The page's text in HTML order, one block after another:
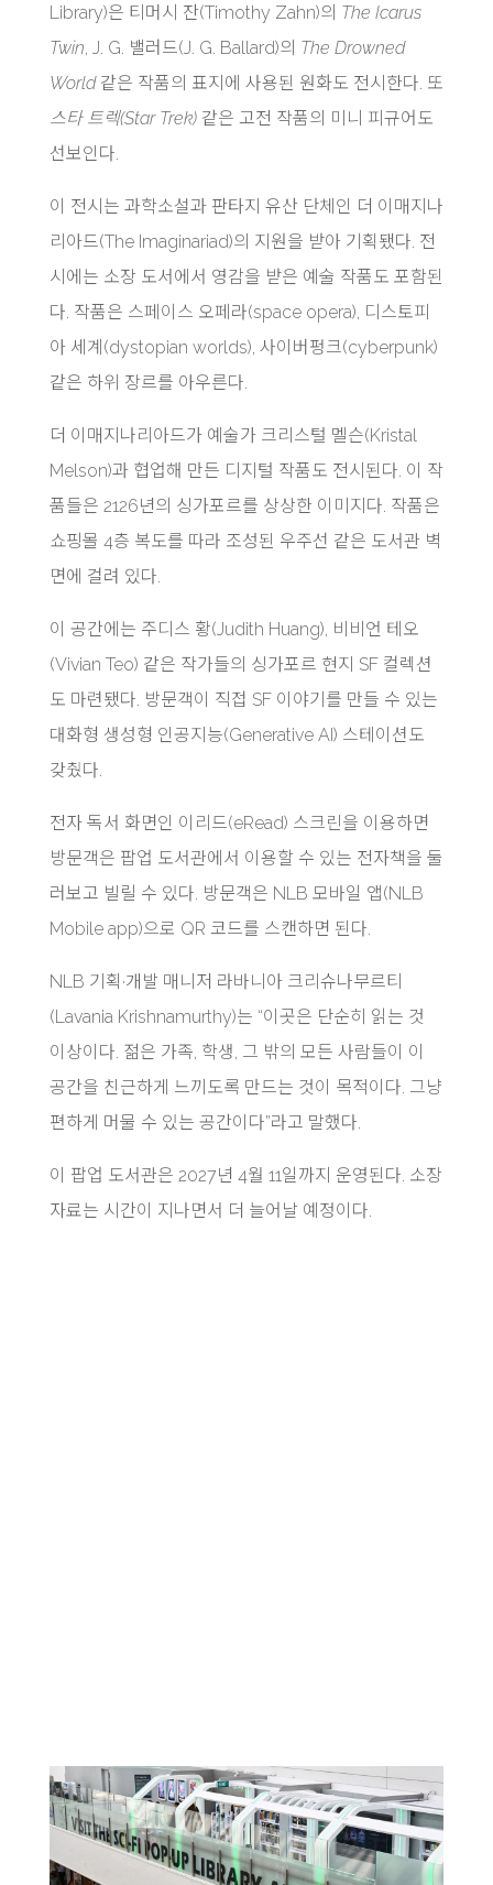
Library)은 티머시 잔(Timothy Zahn)의 The Icarus
Twin, J. G. 밸러드(J. G. Ballard)의 The Drowned
World같은 작품의 표지에 사용된 원화도 전시한다. 또
스타 트렉(Star Trek)같은 고전 작품의 미니 피규어도
선보인다.
이 전시는 과학소설과 판타지 유산 단체인 더 이매지나
리아드(The Imaginariad)의 지원을 받아 기획됐다. 전
시에는 소장 도서에서 영감을 받은 예술 작품도 포함된
다. 작품은 스페이스 오페라(space opera), 디스토피
아 세계(dystopian worlds), 사이버펑크(cyberpunk)
같은 하위 장르를 아우른다.
더 이매지나리아드가 예술가 크리스털 멜슨(Kristal
Melson)과 협업해 만든 디지털 작품도 전시된다. 이 작
품들은 2126년의 싱가포르를 상상한 이미지다. 작품은
쇼핑몰 4층 복도를 따라 조성된 우주선 같은 도서관 벽
면에 걸려 있다.
이 공간에는 주디스 황(Judith Huang), 비비언 테오
(Vivian Teo) 같은 작가들의 싱가포르 현지 SF 컬렉션
도 마련됐다. 방문객이 직접 SF 이야기를 만들 수 있는
대화형 생성형 인공지능(Generative AI) 스테이션도
갖췄다.
전자 독서 화면인 이리드(eRead) 스크린을 이용하면
방문객은 팝업 도서관에서 이용할 수 있는 전자책을 둘
러보고 빌릴 수 있다. 방문객은 NLB 모바일 앱(NLB
Mobile app)으로 QR 코드를 스캔하면 된다.
NLB 기획·개발 매니저 라바니아 크리슈나무르티
(Lavania Krishnamurthy)는 “이곳은 단순히 읽는 것
이상이다. 젊은 가족, 학생, 그 밖의 모든 사람들이 이
공간을 친근하게 느끼도록 만드는 것이 목적이다. 그냥
편하게 머물 수 있는 공간이다”라고 말했다.
이 팝업 도서관은 2027년 4월 11일까지 운영된다. 소장
자료는 시간이 지나면서 더 늘어날 예정이다.